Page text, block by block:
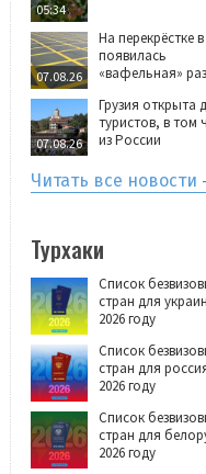
05:34
07.08.26
На перекрёстке
появилась
«вафельная»
07.08.26
Грузия открыта
туристов, в том
из России
Читать все новости
Турхаки
Список
стран для
2026 году
Список
стран для
2026 году
Список
стран для
2026 году